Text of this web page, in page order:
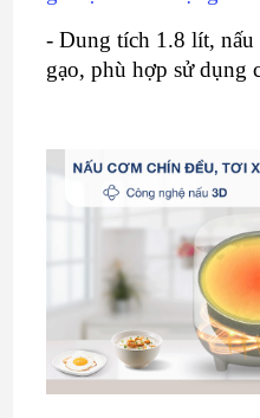
- Dung tích 1.8 lít,
gạo, phù hợp sử dụng